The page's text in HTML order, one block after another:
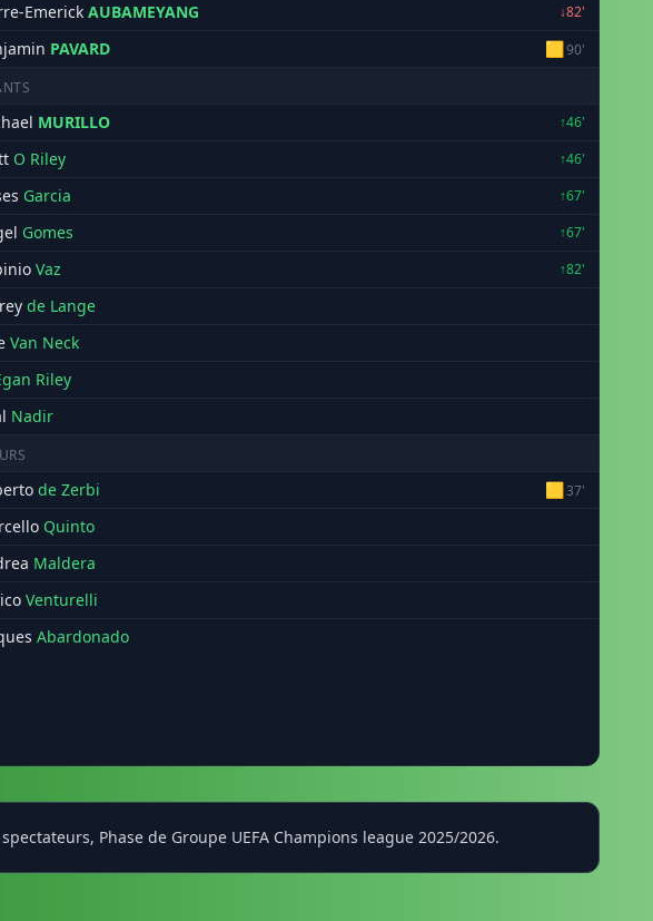
Emerick AUBAMEYANG
↓82'
PAVARD 🟨90'
MURILLO
↑46'
O Riley
↑46'
Garcia
↑67'
Gomes
↑67'
Vaz
↑82'
de Lange
Van Neck
Riley
Nadir
de Zerbi 🟨37'
Quinto
Maldera
Venturelli
Abardonado
Phase de Groupe UEFA Champions league 2025/2026.